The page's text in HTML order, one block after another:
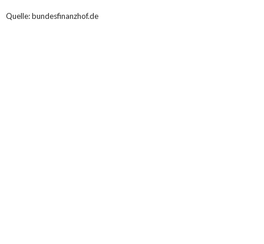
Quelle: bundesfinanzhof.de